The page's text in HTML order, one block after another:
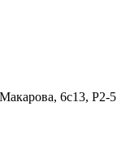
6с13, Р2-5